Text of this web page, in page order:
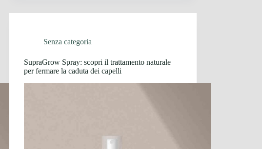
Senza categoria
SupraGrow Spray: scopri il trattamento naturale
per fermare la caduta dei capelli